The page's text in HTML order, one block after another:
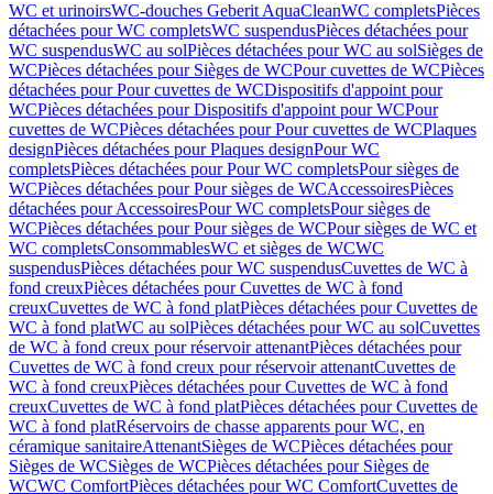
WC et urinoirsWC-douches Geberit AquaCleanWC completsPièces
détachées pour WC completsWC suspendusPièces détachées pour
WC suspendusWC au solPièces détachées pour WC au solSièges de
WCPièces détachées pour Sièges de WCPour cuvettes de WCPièces
détachées pour Pour cuvettes de WCDispositifs d'appoint pour
WCPièces détachées pour Dispositifs d'appoint pour WCPour
cuvettes de WCPièces détachées pour Pour cuvettes de WCPlaques
designPièces détachées pour Plaques designPour WC
completsPièces détachées pour Pour WC completsPour sièges de
WCPièces détachées pour Pour sièges de WCAccessoiresPièces
détachées pour AccessoiresPour WC completsPour sièges de
WCPièces détachées pour Pour sièges de WCPour sièges de WC et
WC completsConsommablesWC et sièges de WCWC
suspendusPièces détachées pour WC suspendusCuvettes de WC à
fond creuxPièces détachées pour Cuvettes de WC à fond
creuxCuvettes de WC à fond platPièces détachées pour Cuvettes de
WC à fond platWC au solPièces détachées pour WC au solCuvettes
de WC à fond creux pour réservoir attenantPièces détachées pour
Cuvettes de WC à fond creux pour réservoir attenantCuvettes de
WC à fond creuxPièces détachées pour Cuvettes de WC à fond
creuxCuvettes de WC à fond platPièces détachées pour Cuvettes de
WC à fond platRéservoirs de chasse apparents pour WC, en
céramique sanitaireAttenantSièges de WCPièces détachées pour
Sièges de WCSièges de WCPièces détachées pour Sièges de
WCWC ComfortPièces détachées pour WC ComfortCuvettes de